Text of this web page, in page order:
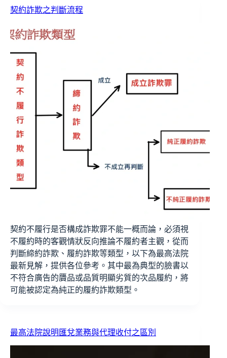
契約詐欺之判斷流程
契約不履行是否構成詐欺罪不能一概而論，必須視
不履約時的客觀情狀反向推論不履約者主觀，從而
判斷締約詐欺、履約詐欺等類型，以下為最高法院
最新見解，提供各位參考。其中最為典型的臉書以
不符合廣告的贗品或品質明顯劣質的次品履約，將
可能被認定為純正的履約詐欺類型。
最高法院說明匯兌業務與代理收付之區別